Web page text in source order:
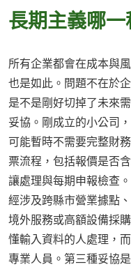
長期主義哪
所有企業都會在成本與
也是如此。問題不在於
是不是剛好切掉了未來
妥協。剛成立的小公司
可能暫時不需要完整財
票流程，包括報價是否
讓處理與每期申報檢查
經涉及跨縣市營業據點
境外服務或高額設備採
懂輸入資料的人處理，
專業人員。第三種妥協